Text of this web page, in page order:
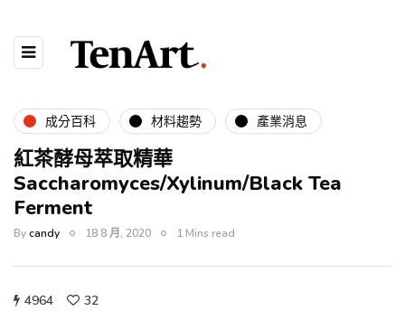
成分百科 材料趨勢 產業消息
紅茶酵母萃取精華
Saccharomyces/Xylinum/Black Tea
Ferment
Bycandy 18 8 月, 2020 1 Mins read
4964 32